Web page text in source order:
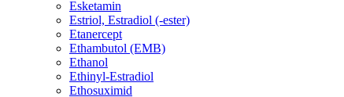
Esketamin
Estriol, Estradiol (-ester)
Etanercept
Ethambutol (EMB)
Ethanol
Ethinyl-Estradiol
Ethosuximid